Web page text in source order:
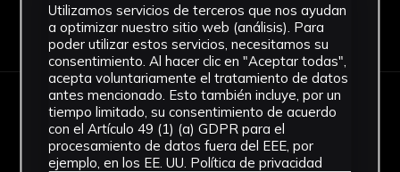
Descargar Ficha
IMÁGENES
Utilizamos servicios de terceros que nos ayudan
a optimizar nuestro sitio web (análisis). Para
poder utilizar estos servicios, necesitamos su
consentimiento. Al hacer clic en "Aceptar todas",
acepta voluntariamente el tratamiento de datos
antes mencionado. Esto también incluye, por un
tiempo limitado, su consentimiento de acuerdo
con el Artículo 49 (1) (a) GDPR para el
procesamiento de datos fuera del EEE, por
ejemplo, en los EE. UU. Política de privacidad